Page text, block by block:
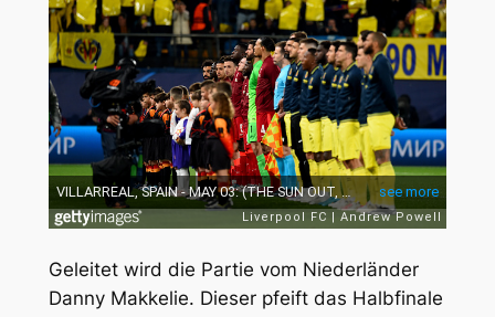
Geleitet wird die Partie vom Niederländer
Danny Makkelie. Dieser pfeift das Halbfinale